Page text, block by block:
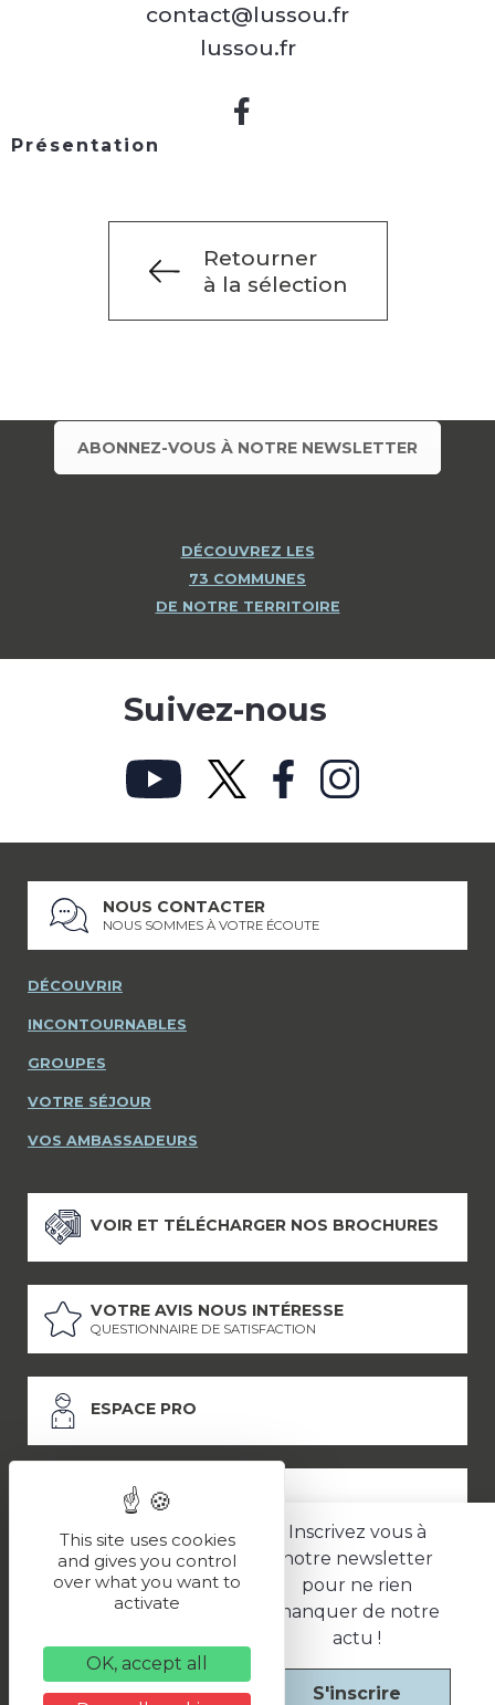
contact@lussou.fr
lussou.fr
Présentation
Retourner
à la sélection
Inscrivez vous à
notre newsletter
pour ne rien
manquer de notre
actu !
S'inscrire
ABONNEZ-VOUS À NOTRE NEWSLETTER
DÉCOUVREZ LES
73 COMMUNES
DE NOTRE TERRITOIRE
Suivez-nous
NOUS CONTACTER
NOUS SOMMES À VOTRE ÉCOUTE
DÉCOUVRIR
INCONTOURNABLES
GROUPES
VOTRE SÉJOUR
VOS AMBASSADEURS
VOIR ET TÉLÉCHARGER NOS BROCHURES
VOTRE AVIS NOUS INTÉRESSE
QUESTIONNAIRE DE SATISFACTION
ESPACE PRO
ESPACE PRESSE
LES PARTENAIRES
Politique de confidentialité
Une réalisation
This site uses cookies
and gives you control
over what you want to
activate
OK, accept all